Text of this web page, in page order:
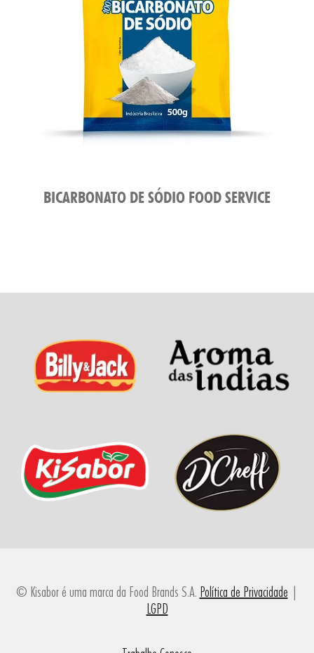
BICARBONATO DE SÓDIO FOOD SERVICE
© Kisabor é uma marca da Food Brands S.A. Política de Privacidade |
LGPD